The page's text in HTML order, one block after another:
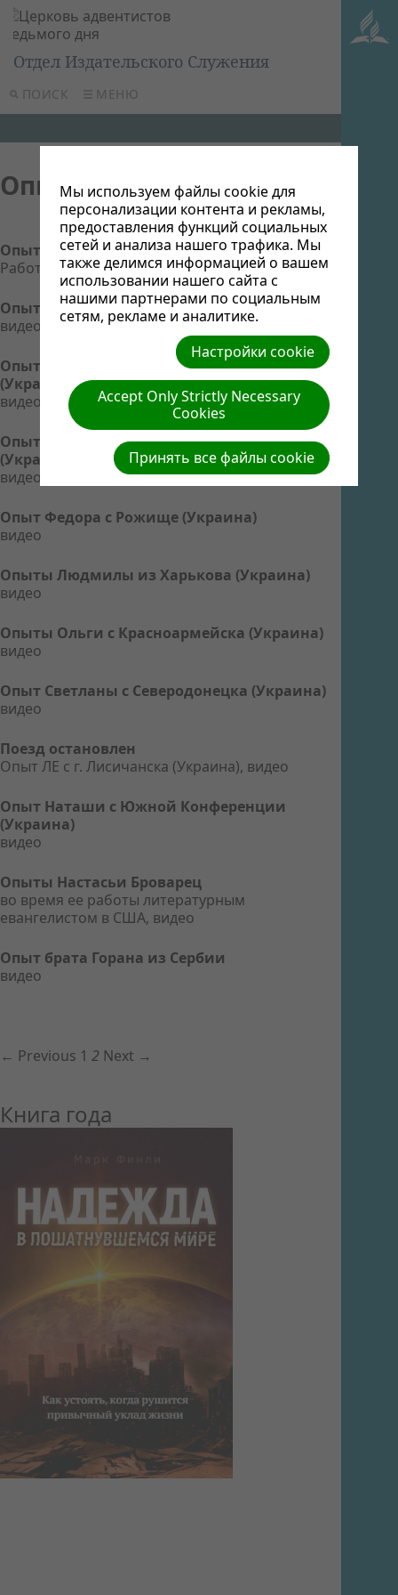
ПОИСК МЕНЮ
Отдел Издательского Служения
Опыты ЛЕ
Опыты Оксаны из Доброполья (Украина)
Работа по предприятиям, видео
Опыт Оксаны с Хмельника (Украина)
видео
Опыты Людмилы с Северодонецка
(Украина)
видео
Опыт Галины с Каменца-Подольского
(Украина)
видео
Опыт Федора с Рожище (Украина)
видео
Опыты Людмилы из Харькова (Украина)
видео
Опыты Ольги с Красноармейска (Украина)
видео
Опыт Светланы с Северодонецка (Украина)
видео
Поезд остановлен
Опыт ЛЕ с г. Лисичанска (Украина), видео
Опыт Наташи с Южной Конференции
(Украина)
видео
Опыты Настасьи Броварец
во время ее работы литературным
евангелистом в США, видео
Опыт брата Горана из Сербии
видео
← Previous 1 2 Next →
Книга года
Мы используем файлы cookie для
персонализации контента и рекламы,
предоставления функций социальных
сетей и анализа нашего трафика. Мы
также делимся информацией о вашем
использовании нашего сайта с
нашими партнерами по социальным
сетям, рекламе и аналитике.
Настройки cookie
Accept Only Strictly Necessary
Cookies
Принять все файлы cookie